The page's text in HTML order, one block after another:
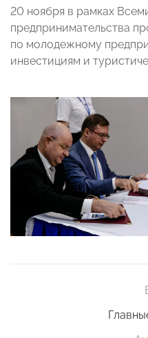
20 ноября в рамках
предпринимательства
по молодежному
инвестициям и